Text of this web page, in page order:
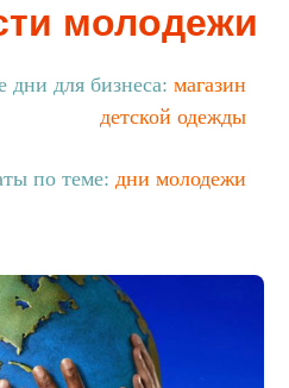
молодежи
дни для бизнеса: магазин
детской одежды
по теме: дни молодежи